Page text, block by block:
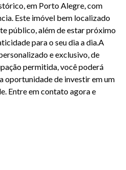
em Porto Alegre, com
Este imóvel bem localizado
público, além de estar próximo
para o seu dia a dia.A
e exclusivo, de
permitida, você poderá
oportunidade de investir em um
Entre em contato agora e